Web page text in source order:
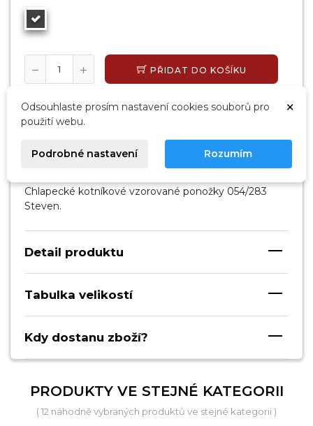
PŘIDAT DO KOŠÍKU
Popis
Chlapecké kotníkové vzorované ponožky 054/283
Steven.
Detail produktu
Tabulka velikostí
Kdy dostanu zboží?
PRODUKTY VE STEJNÉ KATEGORII
( 12 náhodně vybraných produktů ve stejné kategorii )
×
Odsouhlaste prosím nastavení cookies souborů pro
použití webu.
Podrobné nastavení Rozumím